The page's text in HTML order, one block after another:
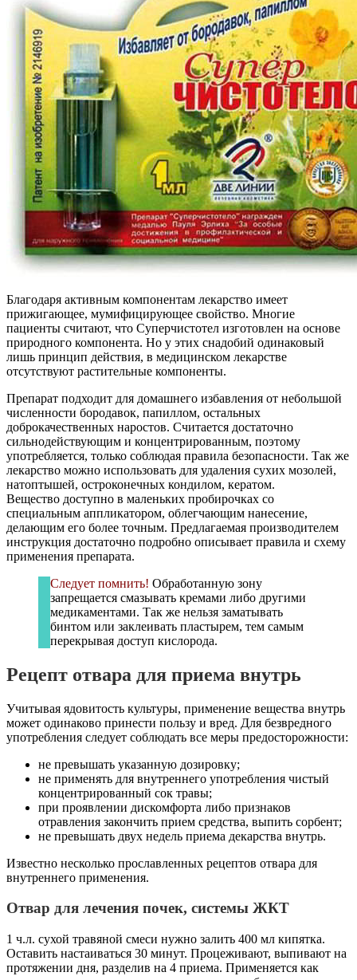
Благодаря активным компонентам лекарство имеет
прижигающее, мумифицирующее свойство. Многие
пациенты считают, что Суперчистотел изготовлен на основе
природного компонента. Но у этих снадобий одинаковый
лишь принцип действия, в медицинском лекарстве
отсутствуют растительные компоненты.
Препарат подходит для домашнего избавления от небольшой
численности бородавок, папиллом, остальных
доброкачественных наростов. Считается достаточно
сильнодействующим и концентрированным, поэтому
употребляется, только соблюдая правила безопасности. Так же
лекарство можно использовать для удаления сухих мозолей,
натоптышей, остроконечных кондилом, кератом.
Вещество доступно в маленьких пробирочках со
специальным аппликатором, облегчающим нанесение,
делающим его более точным. Предлагаемая производителем
инструкция достаточно подробно описывает правила и схему
применения препарата.
Следует помнить! Обработанную зону
запрещается смазывать кремами либо другими
медикаментами. Так же нельзя заматывать
бинтом или заклеивать пластырем, тем самым
перекрывая доступ кислорода.
Рецепт отвара для приема внутрь
Учитывая ядовитость культуры, применение вещества внутрь
может одинаково принести пользу и вред. Для безвредного
употребления следует соблюдать все меры предосторожности:
не превышать указанную дозировку;
не применять для внутреннего употребления чистый
концентрированный сок травы;
при проявлении дискомфорта либо признаков
отравления закончить прием средства, выпить сорбент;
не превышать двух недель приема декарства внутрь.
Известно несколько прославленных рецептов отвара для
внутреннего применения.
Отвар для лечения почек, системы ЖКТ
1 ч.л. сухой травяной смеси нужно залить 400 мл кипятка.
Оставить настаиваться 30 минут. Процеживают, выпивают на
протяжении дня, разделив на 4 приема. Применяется как